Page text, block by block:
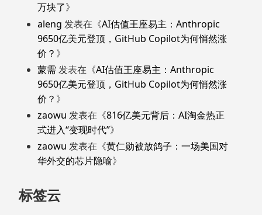
万块了》
aleng 发表在《AI估值王座易主：Anthropic
9650亿美元登顶，GitHub Copilot为何悄然涨
价？ 》
蒙需 发表在《AI估值王座易主：Anthropic
9650亿美元登顶，GitHub Copilot为何悄然涨
价？ 》
zaowu 发表在《816亿美元背后：AI淘金热正
式进入“变现时代”》
zaowu 发表在《黄仁勋被放鸽子：一场美国对
华外交的芯片隐喻》
标签云